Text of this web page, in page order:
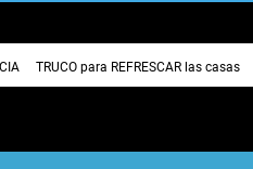
TRUCO para REFRESCAR las casas